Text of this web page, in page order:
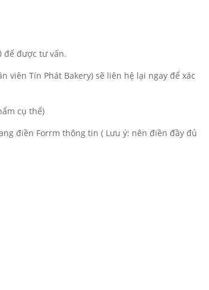
để được tư vấn.
viên Tín Phát Bakery) sẽ liên hệ lại ngay để xác
cụ thể)
điền Forrm thông tin ( Lưu ý: nên điền đầy đủ